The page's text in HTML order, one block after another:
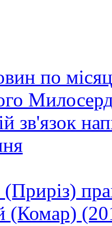
по
зв'язок
(Комар)